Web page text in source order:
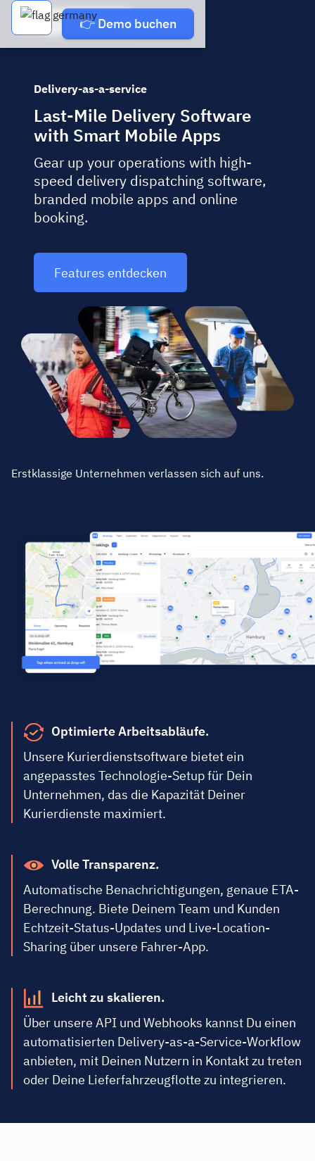
Demo buchen
👉 Demo buchen
Delivery-as-a-service
Last-Mile Delivery Software
with Smart Mobile Apps
Gear up your operations with high-
speed delivery dispatching software,
branded mobile apps and online
booking.
Features entdecken
Erstklassige Unternehmen verlassen sich auf uns.
Optimierte Arbeitsabläufe.
Unsere Kurierdienstsoftware bietet ein
angepasstes Technologie-Setup für Dein
Unternehmen, das die Kapazität Deiner
Kurierdienste maximiert.
Volle Transparenz.
Automatische Benachrichtigungen, genaue ETA-
Berechnung. Biete Deinem Team und Kunden
Echtzeit-Status-Updates und Live-Location-
Sharing über unsere Fahrer-App.
Leicht zu skalieren.
Über unsere API und Webhooks kannst Du einen
automatisierten Delivery-as-a-Service-Workflow
anbieten, mit Deinen Nutzern in Kontakt zu treten
oder Deine Lieferfahrzeugflotte zu integrieren.